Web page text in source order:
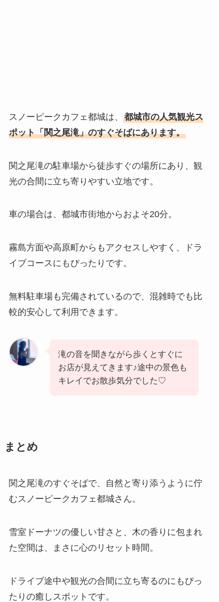
スノーピークカフェ都城は、 都城市の人気観光ス
ポット「関之尾滝」のすぐそばにあります。
関之尾滝の駐車場から徒歩すぐの場所にあり、観
光の合間に立ち寄りやすい立地です。
車の場合は、都城市街地からおよそ20分。
霧島方面や高原町からもアクセスしやすく、ドラ
イブコースにもぴったりです。
無料駐車場も完備されているので、混雑時でも比
較的安心して利用できます。
滝の音を聞きながら歩くとすぐに
お店が見えてきます♪途中の景色も
キレイでお散歩気分でした♡
まとめ
関之尾滝のすぐそばで、自然と寄り添うように佇
むスノーピークカフェ都城さん。
雪室ドーナツの優しい甘さと、木の香りに包まれ
た空間は、まさに心のリセット時間。
ドライブ途中や観光の合間に立ち寄るのにもぴっ
たりの癒しスポットです。